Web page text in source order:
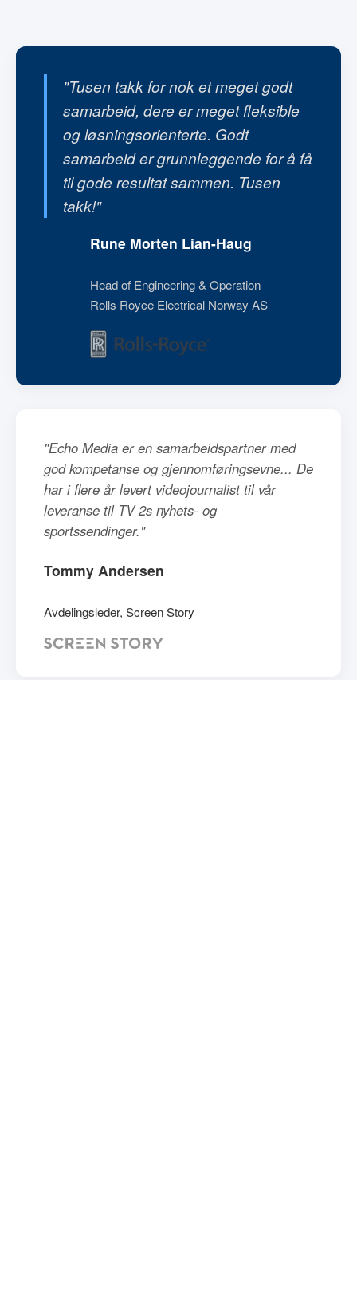
"Tusen takk for nok et meget godt
samarbeid, dere er meget fleksible
og løsningsorienterte. Godt
samarbeid er grunnleggende for å få
til gode resultat sammen. Tusen
takk!"
Rune Morten Lian-Haug
Head of Engineering & Operation
Rolls Royce Electrical Norway AS
"Echo Media er en samarbeidspartner med
god kompetanse og gjennomføringsevne... De
har i flere år levert videojournalist til vår
leveranse til TV 2s nyhets- og
sportssendinger."
Tommy Andersen
Avdelingsleder, Screen Story